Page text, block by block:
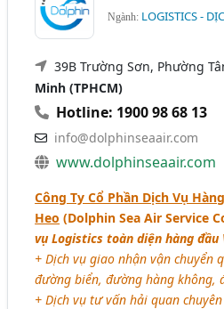
Ngành: LOGISTICS -
39B Trường Sơn, Phường
Minh (TPHCM)
Hotline: 1900 98 68 13
info@dolphinseaair.com
www.dolphinseaair.com
Công Ty Cổ Phần Dịch Vụ
Heo (Dolphin Sea Air Service
vụ Logistics toàn diện hàng đầu
+ Dịch vụ giao nhận vận chuyển
đường biển, đường hàng không,
+ Dịch vụ tư vấn hải quan